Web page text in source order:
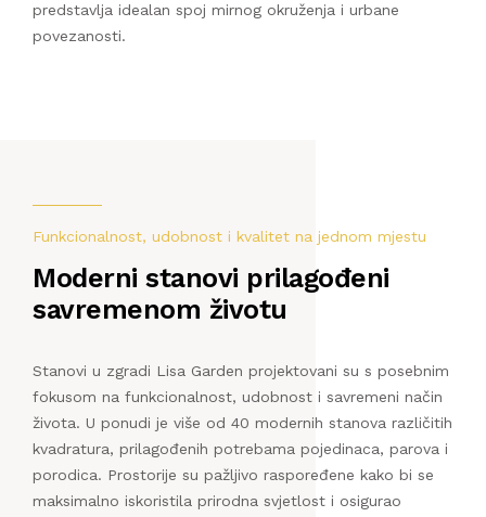
predstavlja idealan spoj mirnog okruženja i urbane
povezanosti.
Funkcionalnost, udobnost i kvalitet na jednom mjestu
Moderni stanovi prilagođeni
savremenom životu
Stanovi u zgradi Lisa Garden projektovani su s posebnim
fokusom na funkcionalnost, udobnost i savremeni način
života. U ponudi je više od 40 modernih stanova različitih
kvadratura, prilagođenih potrebama pojedinaca, parova i
porodica. Prostorije su pažljivo raspoređene kako bi se
maksimalno iskoristila prirodna svjetlost i osigurao